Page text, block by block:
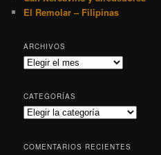
El Remolar – Filipinas
ARCHIVOS
Archivos
CATEGORÍAS
Categorías
COMENTARIOS RECIENTES